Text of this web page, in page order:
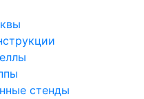
стенды